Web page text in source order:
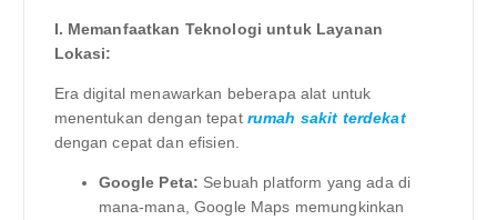
I. Memanfaatkan Teknologi untuk Layanan
Lokasi:
Era digital menawarkan beberapa alat untuk
menentukan dengan tepat rumah sakit terdekat
dengan cepat dan efisien.
Google Peta: Sebuah platform yang ada di
mana-mana, Google Maps memungkinkan